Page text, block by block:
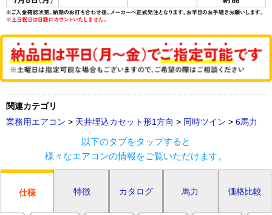
関連カテゴリ
業務用エアコン > 天井埋込カセット形1方向 > 同時ツイン > 6馬力
以下のタブをタップすると
様々なエアコンの情報をご覧いただけます。
仕様 特徴 カタログ 馬力 価格比較